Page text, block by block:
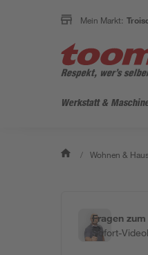
Mein Markt:
Werkstatt &
/ Wohnen &
Fragen
Sofort-